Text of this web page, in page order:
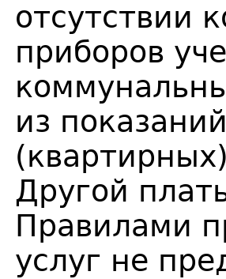
отсутствии
приборов
из
Другой
Правилами
услуг не